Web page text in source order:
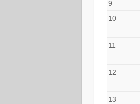
9
10
11
12
13